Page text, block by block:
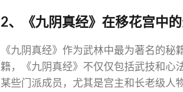
2、《九阴真经》在移花宫中
《九阴真经》作为武林中最为著名的
籍，《九阴真经》不仅仅包括武技和心
某些门派成员，尤其是宫主和长老级人